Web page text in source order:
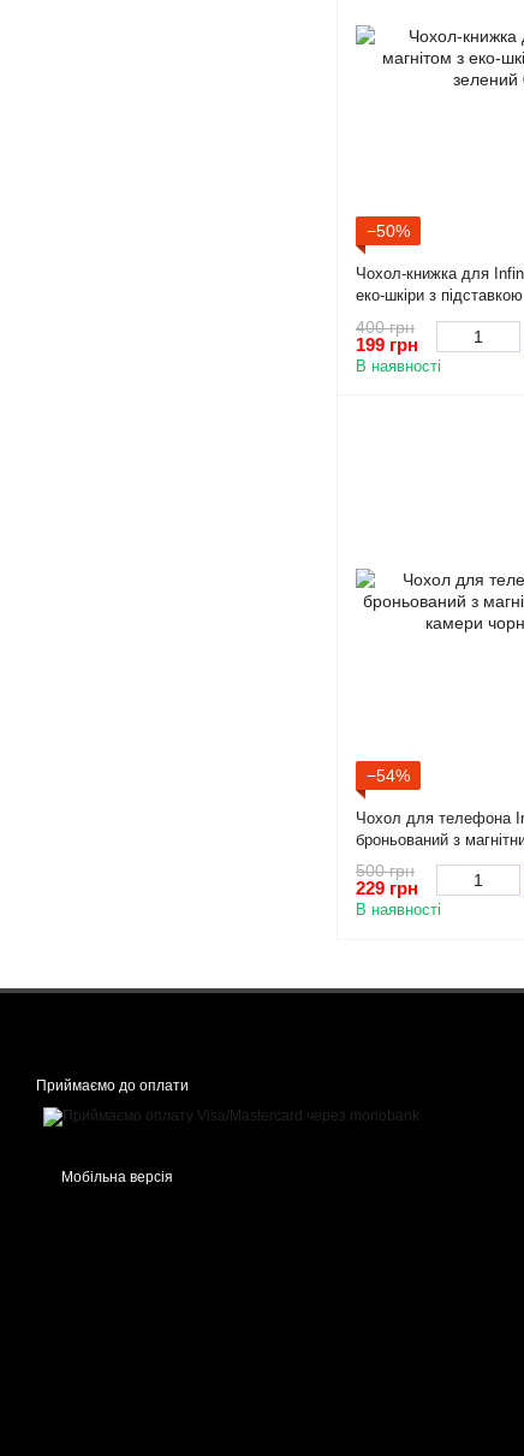
−50%
Чохол-книжка для
еко-шкіри з
400 грн
199 грн
В наявності
−54%
Чохол для телефона
броньований з
камери чорний
500 грн
229 грн
В наявності
Приймаємо до оплати
Мобільна версія